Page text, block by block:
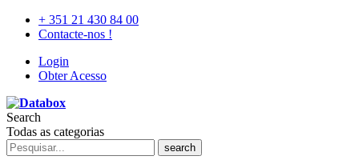
+ 351 21 430 84 00
Contacte-nos !
Login
Obter Acesso
Search
Todas as categorias
search